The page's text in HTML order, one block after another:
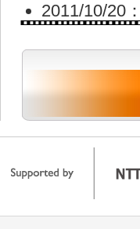
2011/10/20：
2011/ 9/27
2011/ 9/27
2011/ 9/27
2011/ 9/27
2011/ 9/27